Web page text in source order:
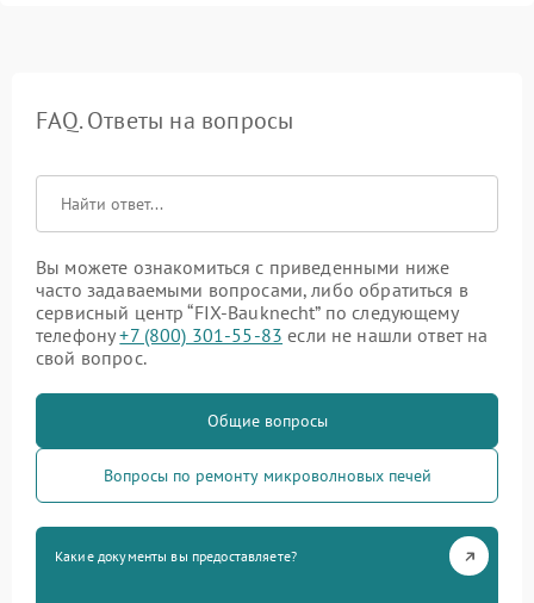
FAQ. Ответы на вопросы
Вы можете ознакомиться с приведенными ниже
часто задаваемыми вопросами, либо обратиться в
сервисный центр “FIX-Bauknecht” по следующему
телефону+7 (800) 301-55-83 если не нашли ответ на
свой вопрос.
Общие вопросы
Вопросы по ремонту микроволновых печей
Какие документы вы предоставляете?